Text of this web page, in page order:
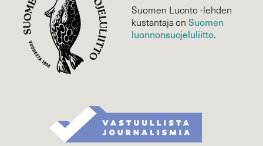
Suomen Luonto -lehden
kustantaja onSuomen
luonnonsuojelu­liitto.